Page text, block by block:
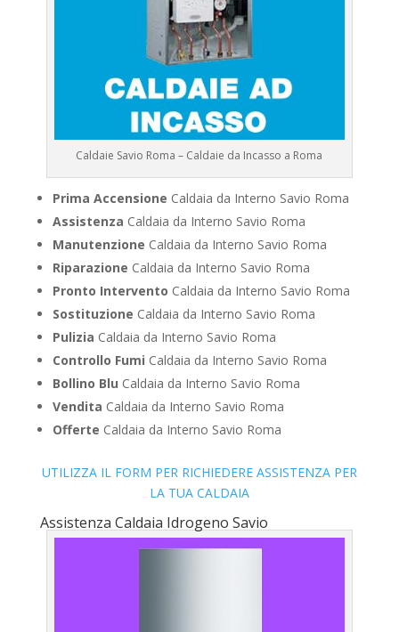
Caldaie Savio Roma – Caldaie da Incasso a Roma
Prima Accensione Caldaia da Interno Savio Roma
Assistenza Caldaia da Interno Savio Roma
Manutenzione Caldaia da Interno Savio Roma
Riparazione Caldaia da Interno Savio Roma
Pronto Intervento Caldaia da Interno Savio Roma
Sostituzione Caldaia da Interno Savio Roma
Pulizia Caldaia da Interno Savio Roma
Controllo Fumi Caldaia da Interno Savio Roma
Bollino Blu Caldaia da Interno Savio Roma
Vendita Caldaia da Interno Savio Roma
Offerte Caldaia da Interno Savio Roma
UTILIZZA IL FORM PER RICHIEDERE ASSISTENZA PER
LA TUA CALDAIA
Assistenza Caldaia Idrogeno Savio